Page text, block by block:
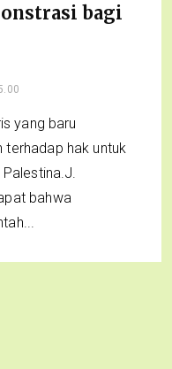
bagi
yang baru
terhadap hak untuk
bahwa